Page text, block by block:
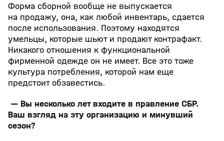
Форма сборной вообще не выпускается
на продажу, она, как любой инвентарь, сдается
после использования. Поэтому находятся
умельцы, которые шьют и продают контрафакт.
Никакого отношения к функциональной
фирменной одежде он не имеет. Все это тоже
культура потребления, которой нам еще
предстоит обзавестись.
— Вы несколько лет входите в правление СБР.
Ваш взгляд на эту организацию и минувший
сезон?